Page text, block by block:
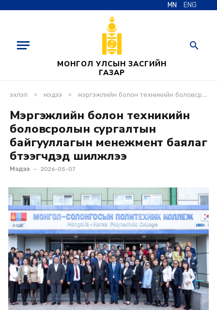
MN ENG
МОНГОЛ УЛСЫН ЗАСГИЙН
ГАЗАР
эхлэл » мэдээ » мэргэжлийн болон техникийн боловсролын сургалтын байгууллагын менежмент баялаг бүтээгчдэд шилжлээ
Мэргэжлийн болон техникийн
боловсролын сургалтын
байгууллагын менежмент баялаг
бүтээгчдэд шилжлээ
Мэдээ 2026-05-07